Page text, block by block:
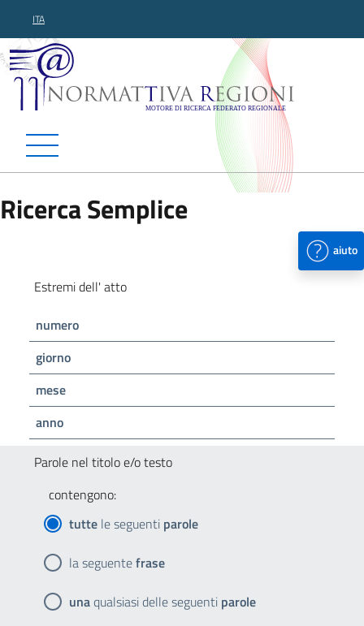
ITA
Normattiva Regioni -
Ricerca Semplice
aiuto
Estremi dell' atto
numero
giorno
mese
anno
Parole nel titolo e/o testo
contengono:
tutte le seguenti parole
la seguentefrase
unaqualsiasi delle seguenti parole